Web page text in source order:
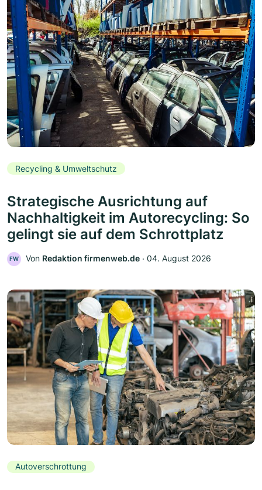
Recycling & Umweltschutz
Strategische Ausrichtung auf
Nachhaltigkeit im Autorecycling: So
gelingt sie auf dem Schrottplatz
FW Von Redaktion firmenweb.de ‧ 04. August 2026
Autoverschrottung